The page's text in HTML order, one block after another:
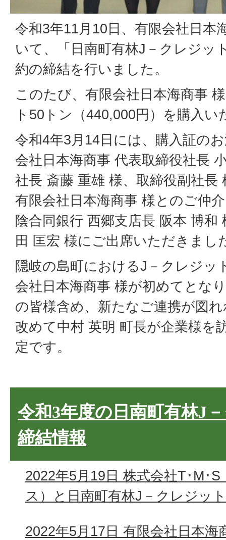
令和3年11月10日、有限会社日本
いて、「日南町有林J－クレジッ
約の締結を行いました。
このたび、有限会社日本海商事
ト50トン（440,000円）を購入
令和4年3月14日には、購入証の
会社日本海商事 代表取締役社長
社長 斎藤 重雄 様、取締役副社長
有限会社日本海商事 様とのご仲
陰合同銀行 西郷支店長 阪本 博和
田 匡宏 様にご出席いただきまし
隠岐の島町におけるJ－クレジッ
会社日本海商事 様が初めてとな
の皆様含め、新たなご連携が図
改めて中村 英明 町長が企業様を
定です。
令和3年度の日南町有林J
締結情報
2022年5月19日 株式会社T･M･
ス）と日南町有林J－クレジッ
2022年5月17日 有限会社日本